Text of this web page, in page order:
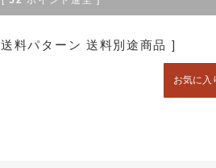
送料パターン 送料別途商品
お気に入